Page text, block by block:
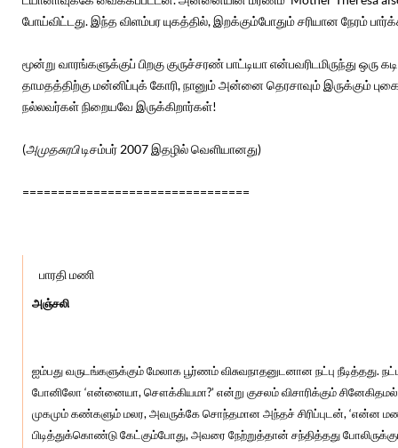
போய்விட்டது. இந்த விளம்பர யுகத்தில், இறக்கும்போதும் சரியான நேரம்
மூன்று வாரங்களுக்குப் பிறகு குருச்சரண் பாட்டியா என்பவரிடமிருந்து ஒரு
தாமதத்திற்கு மன்னிப்புக் கோரி, நானும் அன்னை தெரசாவும் இருக்கும்
நல்லவர்கள் நிறையவே இருக்கிறார்கள்!
(அமுதசுரபிடிசம்பர் 2007 இதழில் வெளியானது)
================================
பாரதி மணி
அஞ்சலி
ஐம்பது வருடங்களுக்கும் மேலாக பூர்ணம் விசுவநாதனுடனான நட்பு நீடித்தது.
போனிலோ ‘என்னையா, சௌக்கியமா?’ என்று குசலம் விசாரிக்கும்
முகமும் கண்களும் மலர, அவருக்கே சொந்தமான அந்தச் சிரிப்புடன், ‘என்ன
பிடித்துக்கொண்டு கேட்கும்போது, அவரை நேற்றுத்தான் சந்தித்தது